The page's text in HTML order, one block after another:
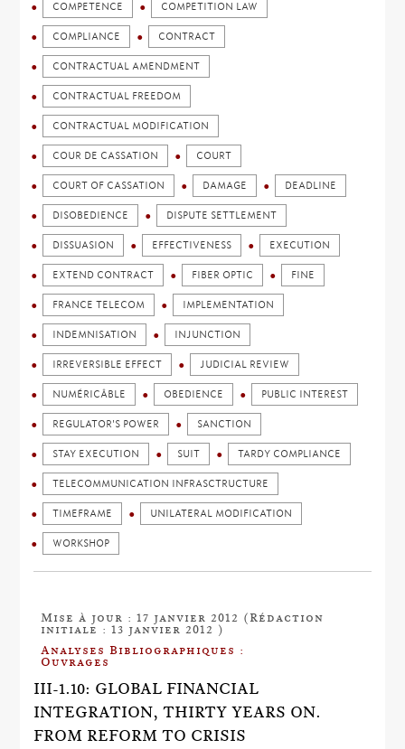
COMPETENCE COMPETITION LAW
COMPLIANCE CONTRACT
CONTRACTUAL AMENDMENT
CONTRACTUAL FREEDOM
CONTRACTUAL MODIFICATION
COUR DE CASSATION COURT
COURT OF CASSATION DAMAGE DEADLINE
DISOBEDIENCE DISPUTE SETTLEMENT
DISSUASION EFFECTIVENESS EXECUTION
EXTEND CONTRACT FIBER OPTIC FINE
FRANCE TELECOM IMPLEMENTATION
INDEMNISATION INJUNCTION
IRREVERSIBLE EFFECT JUDICIAL REVIEW
NUMÉRICÂBLE OBEDIENCE PUBLIC INTEREST
REGULATOR'S POWER SANCTION
STAY EXECUTION SUIT TARDY COMPLIANCE
TELECOMMUNICATION INFRASCTRUCTURE
TIMEFRAME UNILATERAL MODIFICATION
WORKSHOP
Mise à jour : 17 janvier 2012 (Rédaction
initiale : 13 janvier 2012 )
Analyses Bibliographiques :
Ouvrages
III-1.10: GLOBAL FINANCIAL
INTEGRATION, THIRTY YEARS ON.
FROM REFORM TO CRISIS